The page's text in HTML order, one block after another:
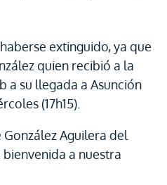
extinguido, ya que
quien recibió a la
a su llegada a Asunción
(17h15).
Aguilera del
a nuestra